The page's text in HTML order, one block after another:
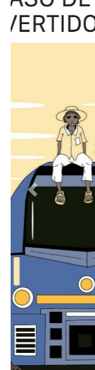
Previous